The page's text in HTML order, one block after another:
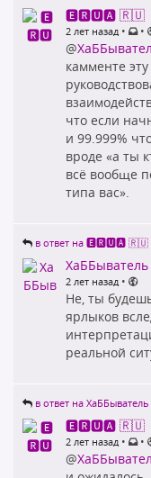
🅴🆁🆄🅰 🇷🇺
2 лет назад • •
@
камменте
что если
и 99.999%
вроде «а ты
всё вообще
типа вас».
в ответ на 🅴🆁🆄🅰 🇷🇺
ХаББыватель
2 лет назад •
Не, ты
ярлыков
реальной
в ответ на ХаББыватель
🅴🆁🆄🅰 🇷🇺
2 лет назад • •
@